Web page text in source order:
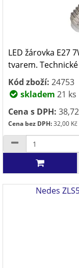
LED žárovka E27
tvarem.
Kód zboží: 24753
skladem 21 ks
Cena s DPH:
Cena bez DPH:32,00 Kč
Nedes